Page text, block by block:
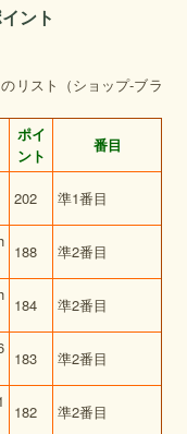
ント
リスト（ショップ‐ブラ
ポイ
ント
番目
202 準1番目
188 準2番目
184 準2番目
183 準2番目
182 準2番目